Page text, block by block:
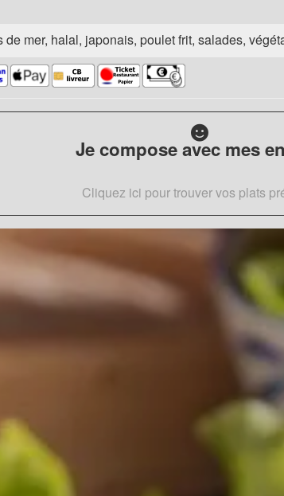
mer, halal, japonais, poulet frit, salades,
Je compose avec mes
Cliquez ici pour trouver vos plats